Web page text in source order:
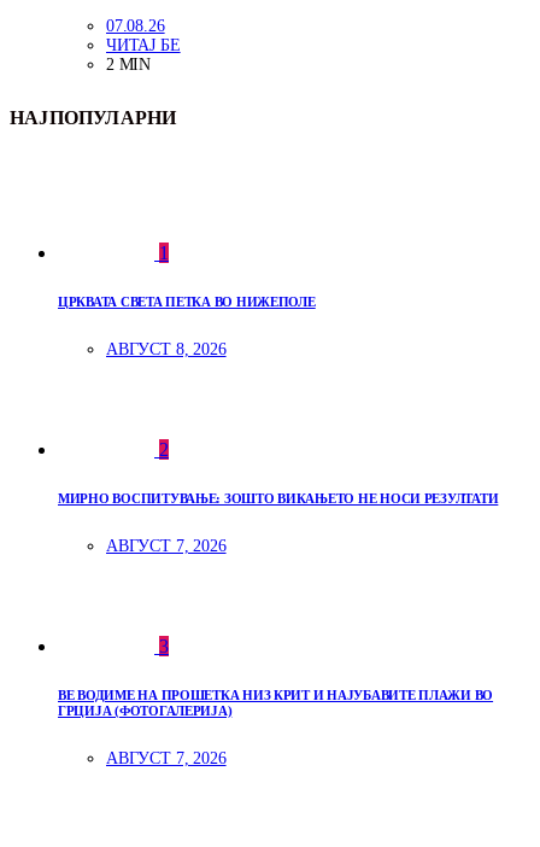
07.08.26
ЧИТАЈ БЕ
2 MIN
НАЈПОПУЛАРНИ
1
ЦРКВАТА СВЕТА ПЕТКА ВО НИЖЕПОЛЕ
АВГУСТ 8, 2026
2
МИРНО ВОСПИТУВАЊЕ: ЗОШТО ВИКАЊЕТО НЕ НОСИ РЕЗУЛТАТИ
АВГУСТ 7, 2026
3
ВЕ ВОДИМЕ НА ПРОШЕТКА НИЗ КРИТ И НАЈУБАВИТЕ ПЛАЖИ ВО
ГРЦИЈА (ФОТОГАЛЕРИЈА)
АВГУСТ 7, 2026